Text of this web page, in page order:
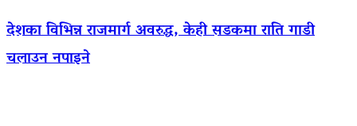
देशका विभिन्न राजमार्ग अवरुद्ध, केही सडकमा राति गाडी
चलाउन नपाइने